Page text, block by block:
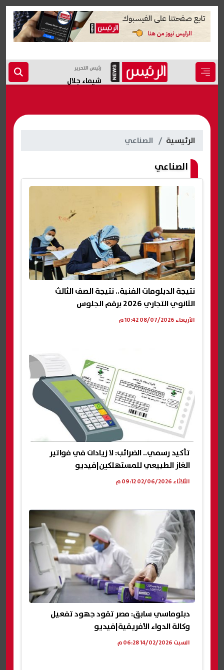
رئيس التحرير
شيماء جلال
الرئيسية الصناعي
الصناعي
نتيجة الدبلومات الفنية.. نتيجة الصف الثالث
الثانوي التجاري 2026 برقم الجلوس
الأربعاء 08/07/2026 10:42 م
تأكيد رسمي.. الضرائب: لا زيادات في فواتير
الغاز الطبيعي للمستهلكين|فيديو
الثلاثاء 02/06/2026 09:12 م
دبلوماسي سابق: مصر تقود جهود تفعيل
وكالة الدواء الأفريقية|فيديو
السبت 14/02/2026 06:28 م